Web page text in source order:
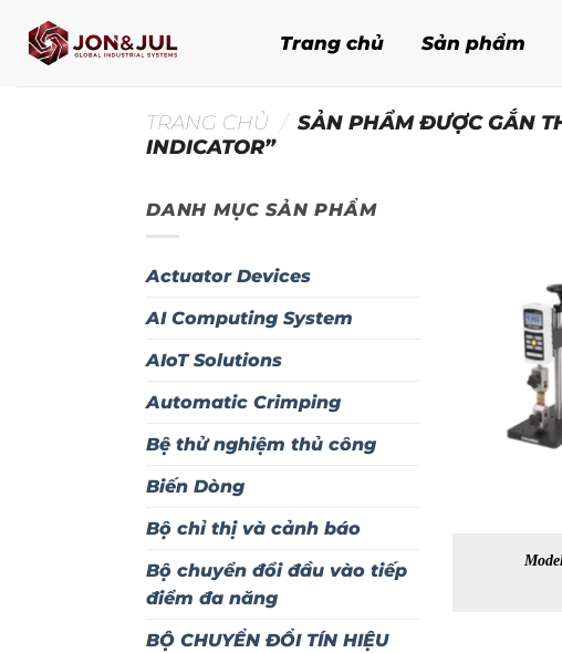
qua
Trang chủ Sản phẩm
TRANG CHỦ / SẢN PHẨM ĐƯỢC GẮN
INDICATOR”
DANH MỤC SẢN PHẨM
Actuator Devices
AI Computing System
AIoT Solutions
Automatic Crimping
Bệ thử nghiệm thủ công
Biến Dòng
Bộ chỉ thị và cảnh báo
Bộ chuyển đổi đầu vào tiếp
điểm đa năng
BỘ CHUYỂN ĐỔI TÍN HIỆU